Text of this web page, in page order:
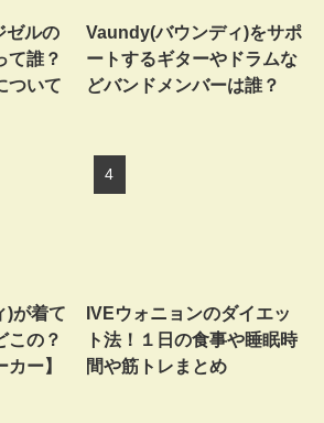
ゼルの
て誰？
ついて
Vaundy(バウンディ)をサポ
ートするギターやドラムな
どバンドメンバーは誰？
)が着て
この？
ー】
IVEウォニョンのダイエッ
ト法！１日の食事や睡眠時
間や筋トレまとめ